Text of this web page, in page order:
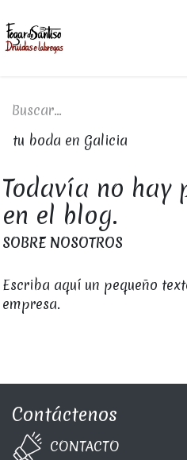
tu boda en Galicia
Todavía no hay
en el blog.
SOBRE NOSOTROS
Escriba aquí un pequeño
empresa.
Contáctenos
CONTA​C​TO